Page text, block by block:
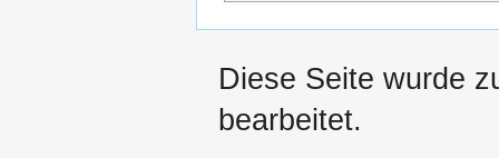
Diese Seite wurde
bearbeitet.